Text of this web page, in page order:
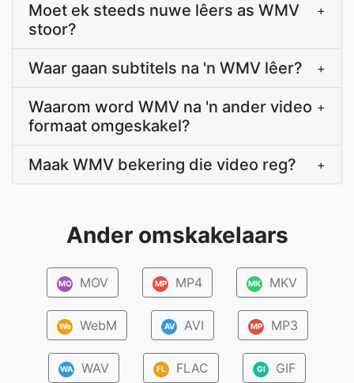
Moet ek steeds nuwe lêers as WMV
stoor?
+
Waar gaan subtitels na 'n WMV lêer? +
Waarom word WMV na 'n ander video
formaat omgeskakel?
+
Maak WMV bekering die video reg? +
Ander omskakelaars
MO MOV MP MP4 MK MKV
We WebM AV AVI MP MP3
WA WAV FL FLAC GI GIF